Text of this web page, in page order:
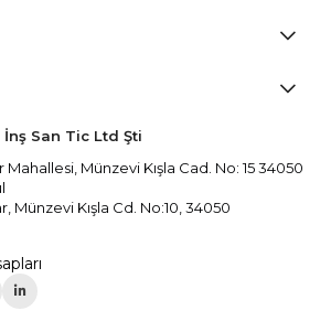
San Tic Ltd Şti
Münzevi Kışla Cad. No: 15 34050
Münzevi Kışla Cd. No:10, 34050